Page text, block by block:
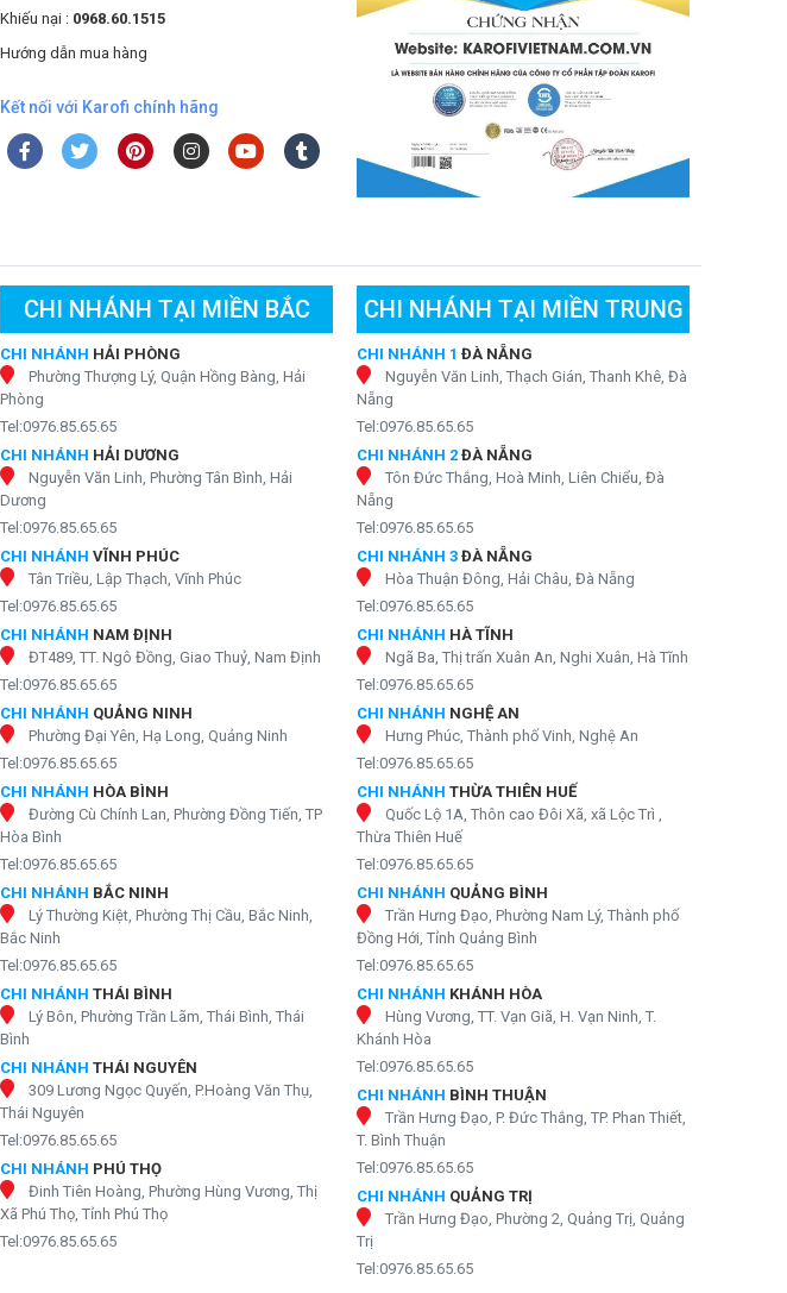
toàn có thể đặt được
bếp, trong gầm tủ sao cho
kế vô cùng sang trọng
máy là 26cm. Hoàn toàn
Khiếu nại : 0968.60.1515
Hướng dẫn mua hàng
Kết nối với Karofi chính hãng
CHI NHÁNH TẠI MIỀN BẮC
CHI NHÁNH HẢI PHÒNG
Phường Thượng Lý, Quận Hồng Bàng, Hải
Phòng
Tel:0976.85.65.65
CHI NHÁNH HẢI DƯƠNG
Nguyễn Văn Linh, Phường Tân Bình, Hải
Dương
Tel:0976.85.65.65
CHI NHÁNH VĨNH PHÚC
Tân Triều, Lập Thạch, Vĩnh Phúc
Tel:0976.85.65.65
CHI NHÁNH NAM ĐỊNH
ĐT489, TT. Ngô Đồng, Giao Thuỷ, Nam Định
Tel:0976.85.65.65
CHI NHÁNH QUẢNG NINH
Phường Đại Yên, Hạ Long, Quảng Ninh
Tel:0976.85.65.65
CHI NHÁNH HÒA BÌNH
Đường Cù Chính Lan, Phường Đồng Tiến, TP
Hòa Bình
Tel:0976.85.65.65
CHI NHÁNH BẮC NINH
Lý Thường Kiệt, Phường Thị Cầu, Bắc Ninh,
Bắc Ninh
Tel:0976.85.65.65
CHI NHÁNH THÁI BÌNH
Lý Bôn, Phường Trần Lãm, Thái Bình, Thái
Bình
CHI NHÁNH THÁI NGUYÊN
309 Lương Ngọc Quyến, P.Hoàng Văn Thụ,
Thái Nguyên
Tel:0976.85.65.65
CHI NHÁNH PHÚ THỌ
Đinh Tiên Hoàng, Phường Hùng Vương, Thị
Xã Phú Thọ, Tỉnh Phú Thọ
Tel:0976.85.65.65
CHI NHÁNH TẠI MIỀN TRUNG
CHI NHÁNH 1 ĐÀ NẴNG
Nguyễn Văn Linh, Thạch Gián, Thanh Khê, Đà
Nẵng
Tel:0976.85.65.65
CHI NHÁNH 2 ĐÀ NẴNG
Tôn Đức Thắng, Hoà Minh, Liên Chiểu, Đà
Nẵng
Tel:0976.85.65.65
CHI NHÁNH 3 ĐÀ NẴNG
Hòa Thuận Đông, Hải Châu, Đà Nẵng
Tel:0976.85.65.65
CHI NHÁNH HÀ TĨNH
Ngã Ba, Thị trấn Xuân An, Nghi Xuân, Hà Tĩnh
Tel:0976.85.65.65
CHI NHÁNH NGHỆ AN
Hưng Phúc, Thành phố Vinh, Nghệ An
Tel:0976.85.65.65
CHI NHÁNH THỪA THIÊN HUẾ
Quốc Lộ 1A, Thôn cao Đôi Xã, xã Lộc Trì ,
Thừa Thiên Huế
Tel:0976.85.65.65
CHI NHÁNH QUẢNG BÌNH
Trần Hưng Đạo, Phường Nam Lý, Thành phố
Đồng Hới, Tỉnh Quảng Bình
Tel:0976.85.65.65
CHI NHÁNH KHÁNH HÒA
Hùng Vương, TT. Vạn Giã, H. Vạn Ninh, T.
Khánh Hòa
Tel:0976.85.65.65
CHI NHÁNH BÌNH THUẬN
Trần Hưng Đạo, P. Đức Thắng, TP. Phan Thiết,
T. Bình Thuận
Tel:0976.85.65.65
CHI NHÁNH QUẢNG TRỊ
Trần Hưng Đạo, Phường 2, Quảng Trị, Quảng
Trị
Tel:0976.85.65.65